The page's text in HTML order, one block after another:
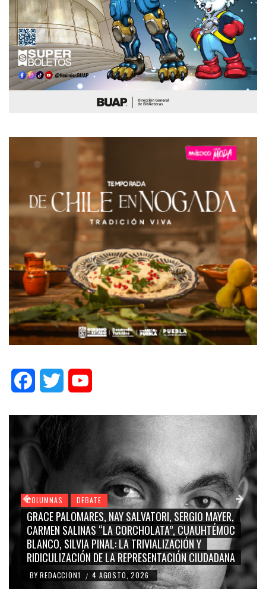
FacebookTwitter
COLUMNAS DEBATE
GRACE PALOMARES, NAY SALVATORI, SERGIO MAYER,
CARMEN SALINAS “LA CORCHOLATA”, CUAUHTÉMOC
BLANCO, SILVIA PINAL: LA TRIVIALIZACIÓN Y
RIDICULIZACIÓN DE LA REPRESENTACIÓN CIUDADANA
BY REDACCION1 / 4 AGOSTO, 2026